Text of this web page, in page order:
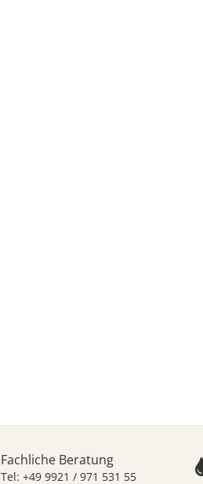
Fachliche Beratung
Tel: +49 9921 / 971 531 55